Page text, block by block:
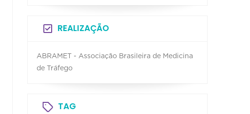
REALIZAÇÃO
ABRAMET - Associação Brasileira de Medicina
de Tráfego
TAG